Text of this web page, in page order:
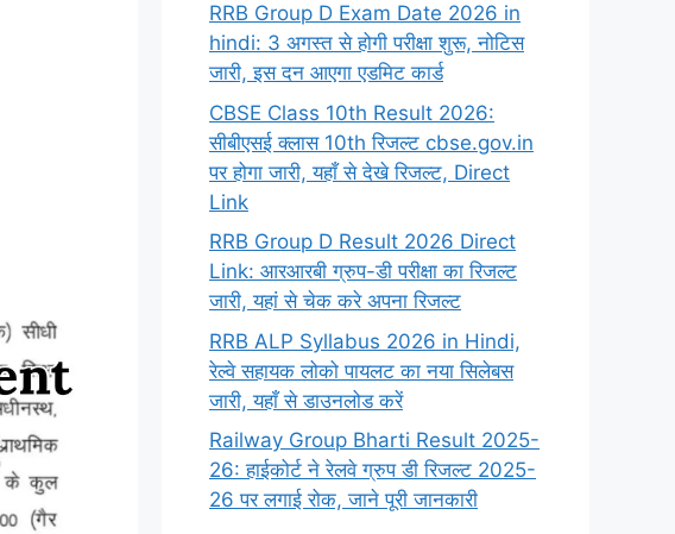
RRB Group D Exam Date 2026 in
hindi: 3 अगस्त से होगी परीक्षा शुरू, नोटिस
जारी, इस दन आएगा एडमिट कार्ड
CBSE Class 10th Result 2026:
सीबीएसई क्लास 10th रिजल्ट cbse.gov.in
पर होगा जारी, यहाँ से देखे रिजल्ट, Direct
Link
RRB Group D Result 2026 Direct
Link: आरआरबी ग्रुप-डी परीक्षा का रिजल्ट
जारी, यहां से चेक करे अपना रिजल्ट
RRB ALP Syllabus 2026 in Hindi,
रेल्वे सहायक लोको पायलट का नया सिलेबस
जारी, यहाँ से डाउनलोड करें
Railway Group Bharti Result 2025-
26: हाईकोर्ट ने रेलवे ग्रुप डी रिजल्ट 2025-
26 पर लगाई रोक, जाने पूरी जानकारी